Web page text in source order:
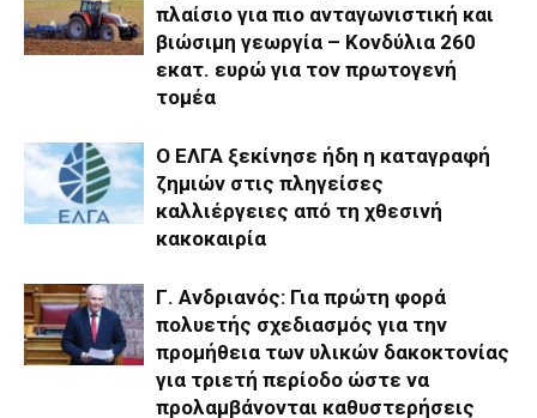
πλαίσιο για πιο ανταγωνιστική και
βιώσιμη γεωργία – Κονδύλια 260
εκατ. ευρώ για τον πρωτογενή
τομέα
Ο ΕΛΓΑ ξεκίνησε ήδη η καταγραφή
ζημιών στις πληγείσες
καλλιέργειες από τη χθεσινή
κακοκαιρία
Γ. Ανδριανός: Για πρώτη φορά
πολυετής σχεδιασμός για την
προμήθεια των υλικών δακοκτονίας
για τριετή περίοδο ώστε να
προλαμβάνονται καθυστερήσεις